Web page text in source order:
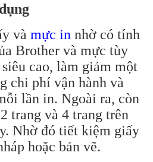
và mực in nhờ có tính
Brother và mực tùy
cao, làm giảm một
chi phí vận hành và
lần in. Ngoài ra, còn
trang và 4 trang trên
Nhờ đó tiết kiệm giấy
hoặc bản vẽ.